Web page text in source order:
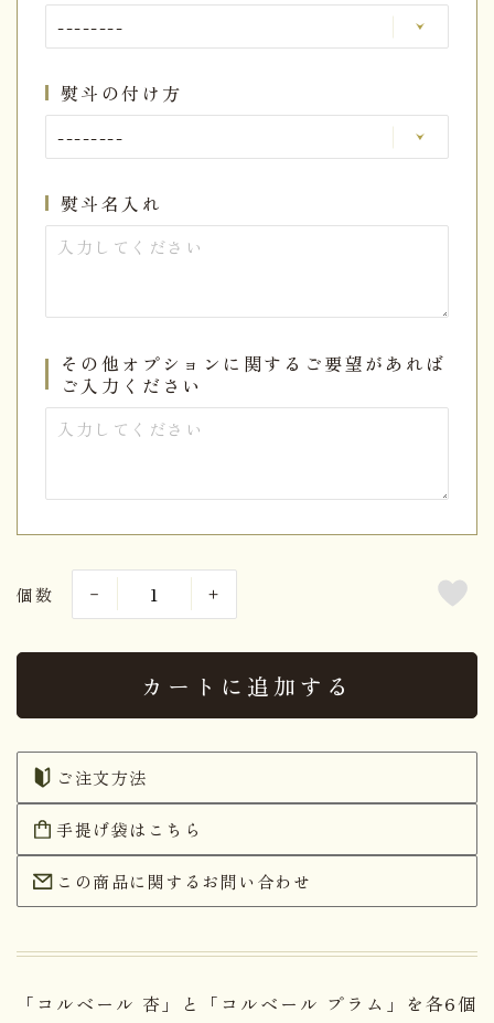
熨斗の付け方
熨斗名入れ
その他オプションに関するご要望があれば
ご入力ください
個数
カートに追加する
ご注文方法
手提げ袋はこちら
この商品に関するお問い合わせ
「コルベール 杏」と「コルベール プラム」を各6個